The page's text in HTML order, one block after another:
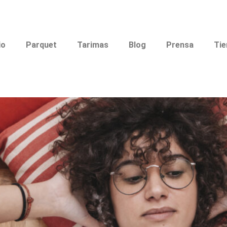
Parquet Tarimas Blog Prensa
Maderalia
o contenido?